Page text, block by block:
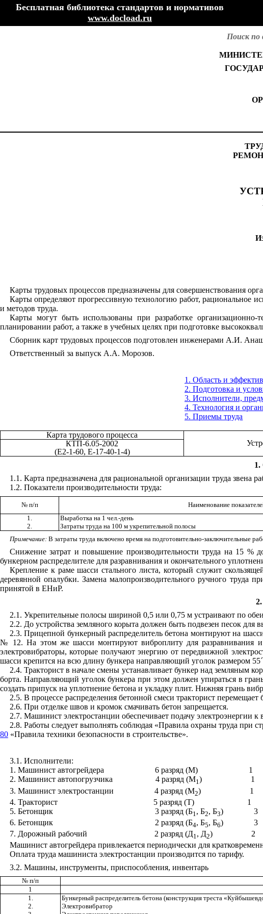
Бесплатная библиотека стандартов и нормативов
www.docload.ru
Поиск по
Карты трудовых процессов предназначены для совершенствования
Карты определяют прогрессивную технологию работ, рациональное
и методов труда.
Карты могут быть использованы при разработке
планировании работ, а также в учебных целях при подготовке
Сборник карт трудовых процессов подготовлен инженерами А.И.
Ответственный за выпуск А.А. Морозов.
1. Область и
2. Подготовка и
3. Исполнители,
4. Технология и
5. Приемы труда
Карта трудового процесса
КТП-6.05-2002
(Е2-1-60, Е-17-40-1-4)
1.
1.1 . Карта предназначена для рациональной организации труда звена
1.2. Показатели производительности труда:
№ п/п Наименование
1.
Выработка на 1 чел.-день
2.
Затраты труда на 100 м укрепительной полосы
Примечание: В затраты труда включено время на подготовительно-заключительные
Снижение затрат и повышение производительности труда на 15 %
бункерном распределителе для разравнивания и окончательного
Крепление к раме шасси стального листа, который служит
деревянной опалубки. Замена малопроизводительного ручного труда
принятой в ЕНиР.
2
2.1 . Укрепительные полосы шириной 0,5 или 0,75 м устраивают по
2.2. До устройства земляного корыта должен быть подвезен песок для
2.3. Прицепной бункерный распределитель бетона монтируют на
№ 12. На этом же шасси монтируют виброплиту для разравнивания
электровибраторы, которые получают энергию от передвижной
шасси крепится на всю длину бункера направляющий уголок размером 55´
2.4. Тракторист в начале смены устанавливает бункер над земляным
борта. Направляющий уголок бункера при этом должен упираться в
создать припуск на уплотнение бетона и укладку плит. Нижняя грань
2.5. В процессе распределения бетонной смеси тракторист
2.6. При отделке швов и кромок смачивать бетон запрещается.
2.7. Машинист электростанции обеспечивает подачу электроэнергии к
2.8. Работы следует выполнять соблюдая «Правила охраны труда при
80 «Правила техники безопасности в строительстве».
3.1 . Исполнители:
1 . Машинист автогрейдера 6 разряд (М)
1
2. Машинист автопогрузчика 4 разряд (М1)
1
3. Машинист электростанции 4 разряд (М2)
1
4. Тракторист 5 разряд (Т)
1
5. Бетонщик 3 разряд (Б1 , Б2, Б3)
3
6. Бетонщик 2 разряд (Б4, Б5, Б6)
3
7. Дорожный рабочий 2 разряд (Д1, Д2)
2
Машинист автогрейдера привлекается периодически для
Оплата труда машиниста электростанции производится по тарифу.
3.2. Машины, инструменты, приспособления, инвентарь
№ п/п
1
1.
Бункерный распределитель бетона (конструкция треста
2.
Электровибратор